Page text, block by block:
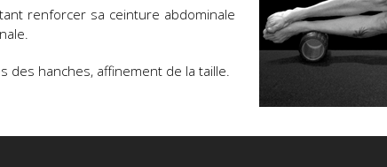
renforcer sa ceinture abdominale
des hanches, affinement de la taille.